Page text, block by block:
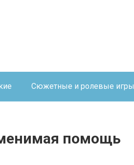
Сюжетные и ролевые игры
помощь